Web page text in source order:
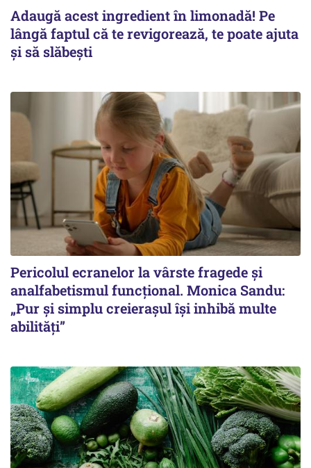
Adaugă acest ingredient în limonadă! Pe
lângă faptul că te revigorează, te poate ajuta
și să slăbești
Pericolul ecranelor la vârste fragede și
analfabetismul funcțional. Monica Sandu:
„Pur și simplu creierașul își inhibă multe
abilități”